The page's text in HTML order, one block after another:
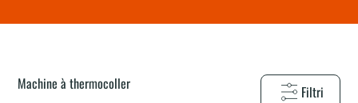
Machine à thermocoller Filtri